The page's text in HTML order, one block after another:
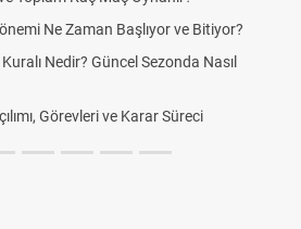
Ne Zaman Başlıyor ve Bitiyor?
Nedir? Güncel Sezonda Nasıl
Görevleri ve Karar Süreci